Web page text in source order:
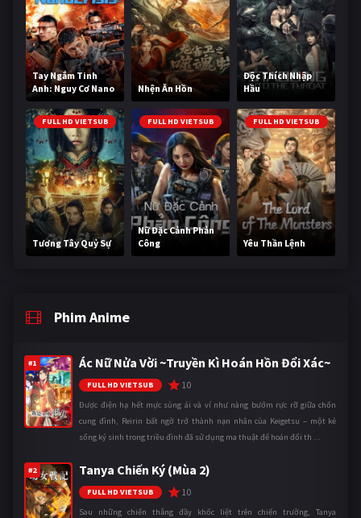
Tay Ngắm Tinh
Anh: Nguy Cơ Nano
Nhện Ăn Hồn
Độc Thích Nhập
Hầu
FULL HD VIETSUB
Tương Tây Quỷ Sự
FULL HD VIETSUB
Nữ Đặc Cảnh Phản
Công
FULL HD VIETSUB
Yêu Thần Lệnh
Phim Anime
#1 Ác Nữ Nửa Vời ~Truyền Kì Hoán Hồn Đổi Xác~
FULL HD VIETSUB 10
Được điện hạ hết mực sủng ái và ví như nàng bướm rực rỡ giữa chốn
cung đình, Reirin bất ngờ trở thành nạn nhân của Keigetsu – một kẻ
sống ký sinh trong triều đình đã sử dụng ma thuật để hoán đổi th ...
#2 Tanya Chiến Ký (Mùa 2)
FULL HD VIETSUB 10
Sau những chiến thắng đầy khốc liệt trên chiến trường, Tanya